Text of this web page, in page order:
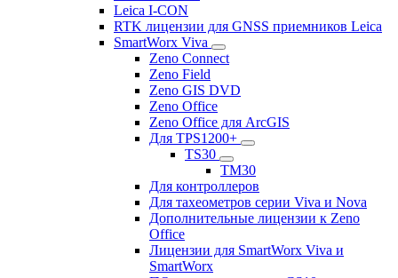
Leica I-CON
RTK лицензии для GNSS приемников Leica
SmartWorx Viva
Zeno Connect
Zeno Field
Zeno GIS DVD
Zeno Office
Zeno Office для ArcGIS
Для TPS1200+
TS30
TM30
Для контроллеров
Для тахеометров серии Viva и Nova
Дополнительные лицензии к Zeno
Office
Лицензии для SmartWorx Viva и
SmartWorx